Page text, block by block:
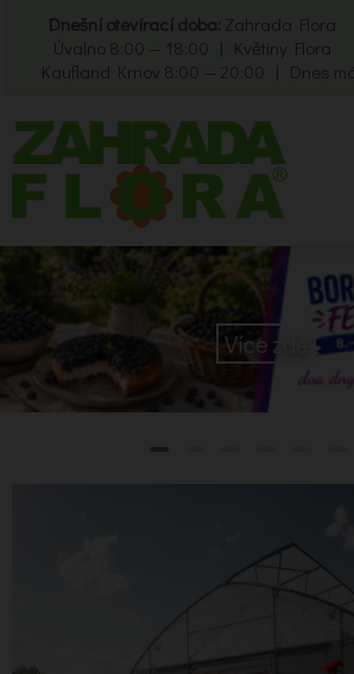
Dnešní otevírací doba: Zahrada Flora
Úvalno 8:00 — 18:00 | Květiny Flora
Kaufland Krnov 8:00 — 20:00 | Dnes
Více zde